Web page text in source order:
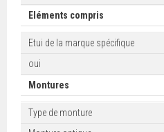
Eléments compris
Etui de la marque spécifique
oui
Montures
Type de monture